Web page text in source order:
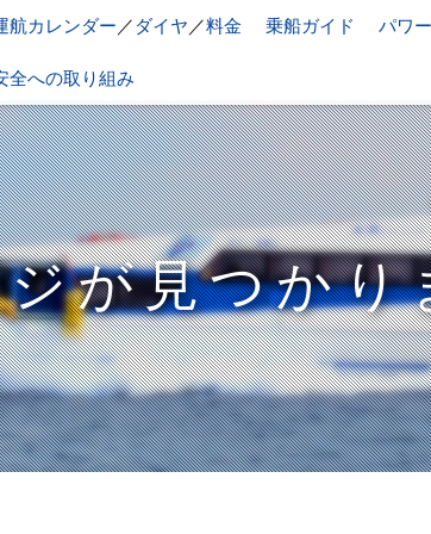
航カレンダー ／ ダイヤ ／料金 乗船ガイド パワ
全への取り組み
が見つかり